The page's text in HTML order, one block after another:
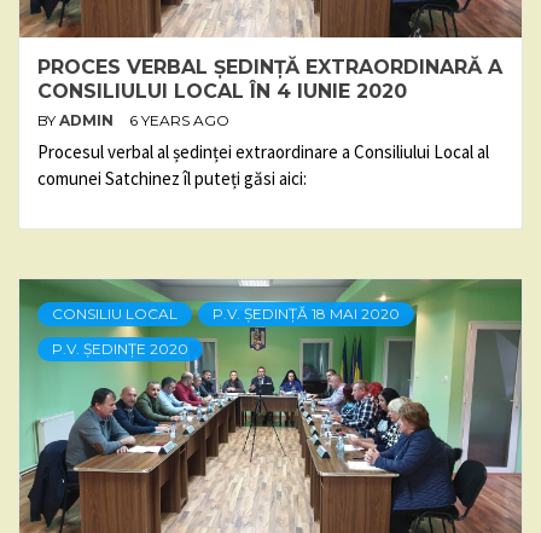
PROCES VERBAL ȘEDINȚĂ EXTRAORDINARĂ A
CONSILIULUI LOCAL ÎN 4 IUNIE 2020
BY ADMIN 6 YEARS AGO
Procesul verbal al ședinței extraordinare a Consiliului Local al
comunei Satchinez îl puteți găsi aici:
CONSILIU LOCAL
P.V. ȘEDINȚĂ 18 MAI 2020
P.V. ȘEDINȚE 2020